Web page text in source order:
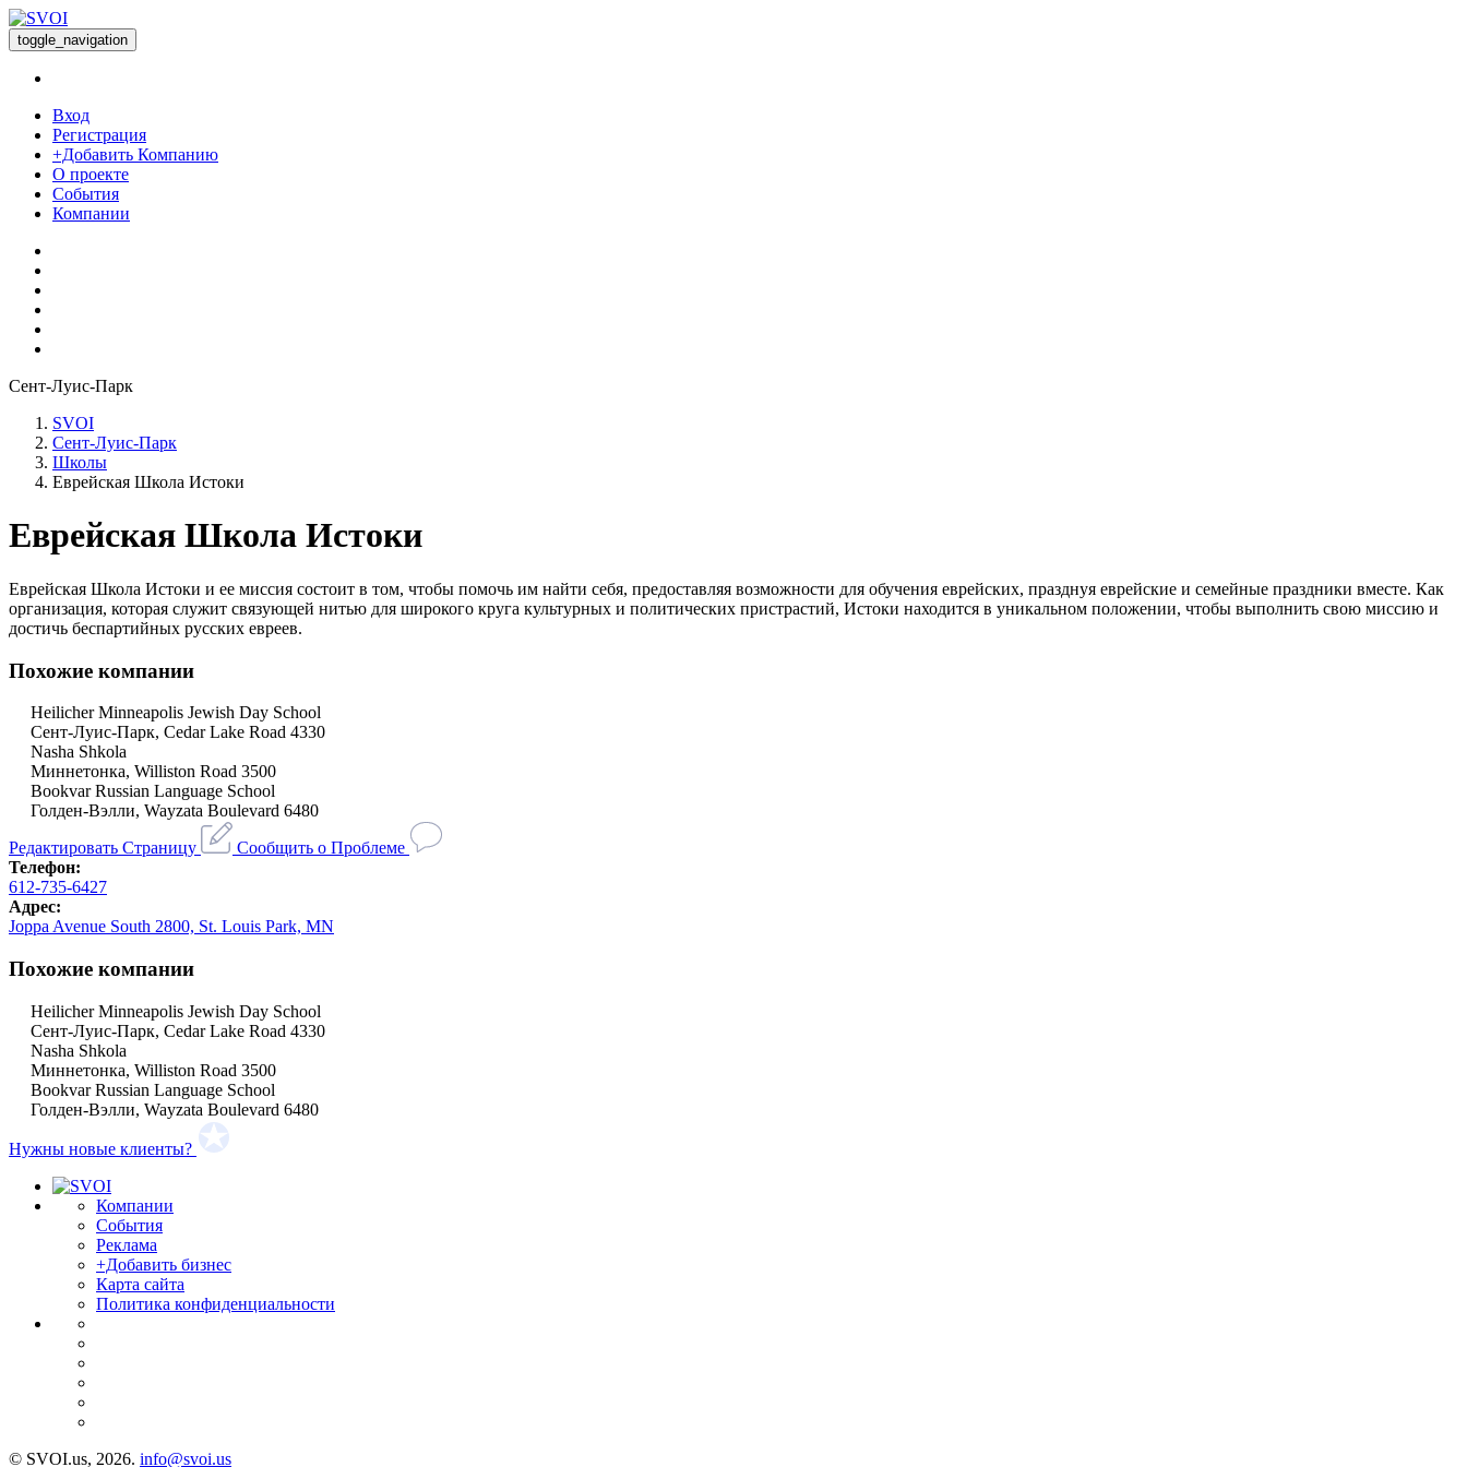
toggle_navigation
Вход
Регистрация
+Добавить Компанию
О проекте
События
Компании
Сент-Луис-Парк
SVOI
Сент-Луис-Парк
Школы
Еврейская Школа Истоки
Еврейская Школа Истоки
Еврейская Школа Истоки и ее миссия состоит в том, чтобы помочь им найти себя, предоставляя возможности для обучения еврейских, празднуя еврейские и семейные праздники вместе. Как
организация, которая служит связующей нитью для широкого круга культурных и политических пристрастий, Истоки находится в уникальном положении, чтобы выполнить свою миссию и
достичь беспартийных русских евреев.
Похожие компании
Heilicher Minneapolis Jewish Day School
Сент-Луис-Парк, Cedar Lake Road 4330
Nasha Shkola
Миннетонка, Williston Road 3500
Bookvar Russian Language School
Голден-Вэлли, Wayzata Boulevard 6480
Редактировать Страницу
Сообщить о Проблеме
Телефон:
612-735-6427
Адрес:
Joppa Avenue South 2800, St. Louis Park, MN
Похожие компании
Heilicher Minneapolis Jewish Day School
Сент-Луис-Парк, Cedar Lake Road 4330
Nasha Shkola
Миннетонка, Williston Road 3500
Bookvar Russian Language School
Голден-Вэлли, Wayzata Boulevard 6480
Нужны новые клиенты?
Компании
События
Реклама
+Добавить бизнес
Карта сайта
Политика конфиденциальности
© SVOI.us, 2026. info@svoi.us